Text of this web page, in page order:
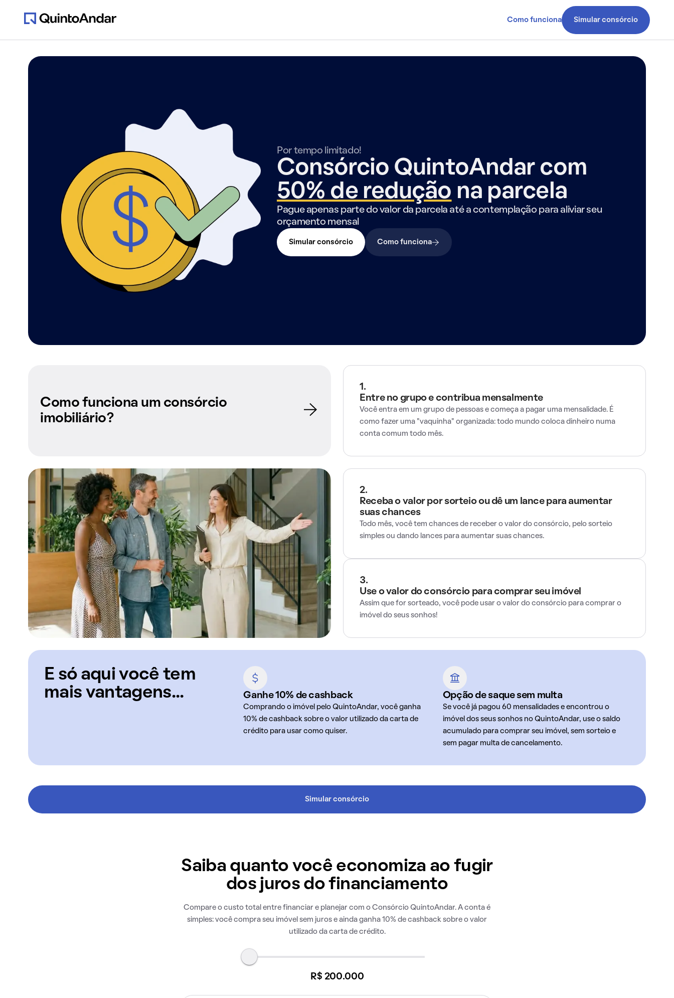
Como funciona Simular consórcio
Por tempo limitado!
Consórcio QuintoAndar com
50% de redução na parcela
Pague apenas parte do valor da parcela até a contemplação para aliviar seu
orçamento mensal
Simular consórcio Como funciona
Como funciona um consórcio
imobiliário?
1.
Entre no grupo e contribua mensalmente
Você entra em um grupo de pessoas e começa a pagar uma mensalidade. É
como fazer uma "vaquinha" organizada: todo mundo coloca dinheiro numa
conta comum todo mês.
2.
Receba o valor por sorteio ou dê um lance para aumentar
suas chances
Todo mês, você tem chances de receber o valor do consórcio, pelo sorteio
simples ou dando lances para aumentar suas chances.
3.
Use o valor do consórcio para comprar seu imóvel
Assim que for sorteado, você pode usar o valor do consórcio para comprar o
imóvel do seus sonhos!
E só aqui você tem
mais vantagens...
Ganhe 10% de cashback
Comprando o imóvel pelo QuintoAndar, você ganha
10% de cashback sobre o valor utilizado da carta de
crédito para usar como quiser.
Opção de saque sem multa
Se você já pagou 60 mensalidades e encontrou o
imóvel dos seus sonhos no QuintoAndar, use o saldo
acumulado para comprar seu imóvel, sem sorteio e
sem pagar multa de cancelamento.
Simular consórcio
Saiba quanto você economiza ao fugir
dos juros do financiamento
Compare o custo total entre financiar e planejar com o Consórcio QuintoAndar. A conta é
simples: você compra seu imóvel sem juros e ainda ganha 10% de cashback sobre o valor
utilizado da carta de crédito.
R$ 200.000